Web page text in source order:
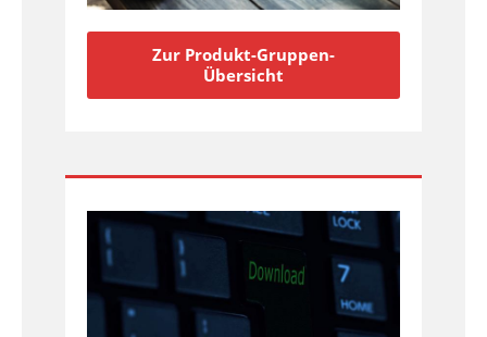
Zur Produkt-Gruppen-
Übersicht